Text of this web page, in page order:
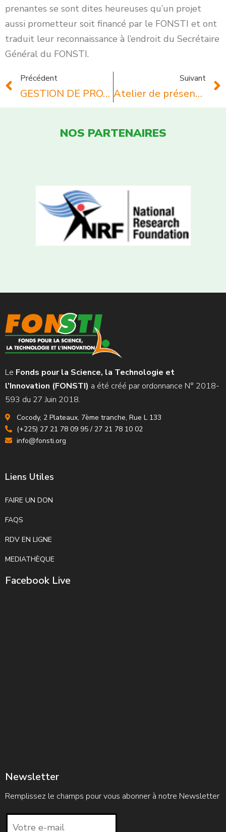
prenantes se sont dites heureuses qu’un projet
aussi prometteur soit financé par le FONSTI et ont
traduit leur reconnaissance à l’endroit du Secrétaire
Général du FONSTI.
Précédent
GESTION DE PROJETS : Une Etude du partage du SARS-COV-2 et immunogénicité chez le personnel de santé à Abidjan, voit le jour grâce à l’appui financier du Fonds pour la Science, la Technologie et l’Innovation – FONSTI
Suivant
Atelier de présentation du FONSTI à ses points focaux dans les Universités et Centre de Recherche en Côte d’Ivoire￼￼￼
NOS PARTENAIRES
Le Fonds pour la Science, la Technologie et
l’Innovation (FONSTI) a été créé par ordonnance N° 2018-
593 du 27 Juin 2018.
Cocody, 2 Plateaux, 7ème tranche, Rue L 133
(+225) 27 21 78 09 95 / 27 21 78 10 02
info@fonsti.org
Liens Utiles
FAIRE UN DON
FAQS
RDV EN LIGNE
MEDIATHÈQUE
Facebook Live
Newsletter
Remplissez le champs pour vous abonner à notre Newsletter